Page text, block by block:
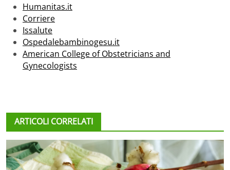
Humanitas.it
Corriere
Issalute
Ospedalebambinogesu.it
American College of Obstetricians and
Gynecologists
ARTICOLI CORRELATI